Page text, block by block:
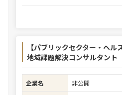
【パブリックセクター・ヘル
地域課題解決コンサルタント
企業名
非公開